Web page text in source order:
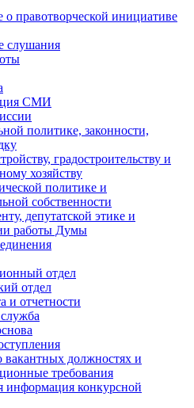
правотворческой инициативе
слушания
СМИ
политике, законности,
градостроительству и
хозяйству
политике и
собственности
депутатской этике и
работы Думы
отдел
отдел
и отчетности
вакантных должностях и
требования
информация конкурсной